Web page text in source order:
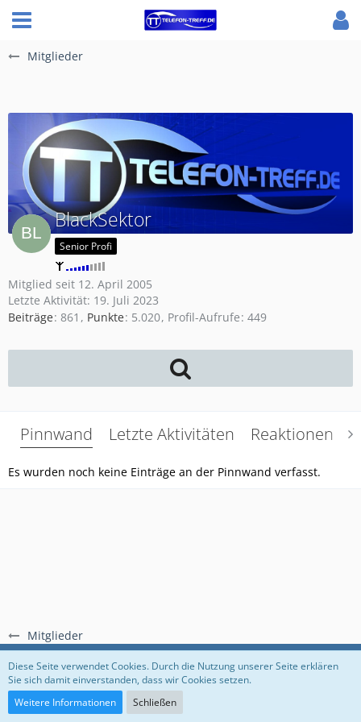
Mitglieder
Mitglieder
BlackSektor
Senior Profi
Mitglied seit 12. April 2005
Letzte Aktivität: 19. Juli 2023
Beiträge 861 Punkte 5.020 Profil-Aufrufe 449
Pinnwand Letzte Aktivitäten Reaktionen
Es wurden noch keine Einträge an der Pinnwand verfasst.
Regeln Datenschutzerklärung Impressum
Community-Software:
Diese Seite verwendet Cookies. Durch die Nutzung unserer Seite erklären
Sie sich damit einverstanden, dass wir Cookies setzen.
Weitere Informationen
Schließen